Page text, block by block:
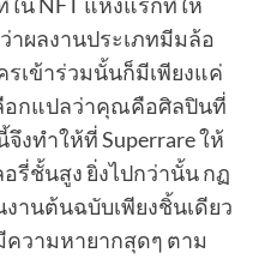
ผลงานประเภทมีมล้อ
เข้าร่วมนั้นก็มีเพียงแค่
ลือกแปลว่าคุณคือศิลปินที่
งทำให้ที่ Superrare ให้
รี่ชั้นสูง ยิ่งไปกว่านั้น กฏ
านต้นฉบับเพียงชิ้นเดียว
ความหายากสุดๆ ตาม